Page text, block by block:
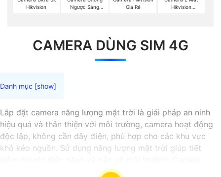
Hikvision
Ngược Sáng
Giá Rẻ
Hikvision
CAMERA DÙNG SIM 4G
Lắp đặt camera năng lượng mặt trời là giải pháp an ninh
hiệu quả và thân thiện với môi trường, camera hoạt động
độc lập, không cần dây điện, phù hợp cho các khu vực
khó kéo nguồn. Sử dụng năng lượng mặt trời giúp tiết
được trang bị các tính năng Thông Minh như ghi hình Full